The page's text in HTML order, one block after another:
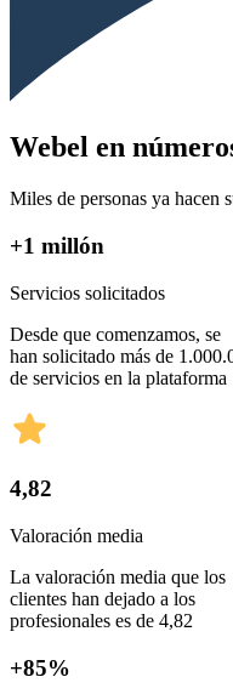
Webel en
Miles de personas ya hacen
+1 millón
Servicios solicitados
Desde que comenzamos, se
han solicitado más de
de servicios en la plataforma
4,82
Valoración media
La valoración media que los
clientes han dejado a los
profesionales es de 4,82
+85%